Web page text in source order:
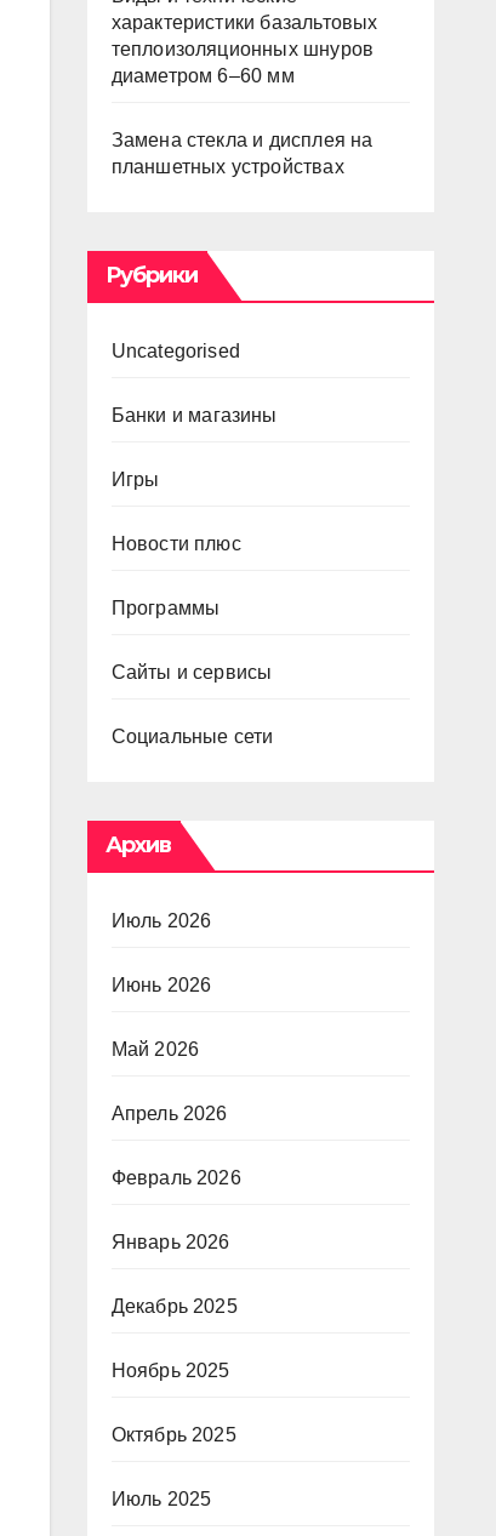
характеристики базальтовых
теплоизоляционных шнуров
диаметром 6–60 мм
Замена стекла и дисплея на
планшетных устройствах
Рубрики
Uncategorised
Банки и магазины
Игры
Новости плюс
Программы
Сайты и сервисы
Социальные сети
Архив
Июль 2026
Июнь 2026
Май 2026
Апрель 2026
Февраль 2026
Январь 2026
Декабрь 2025
Ноябрь 2025
Октябрь 2025
Июль 2025